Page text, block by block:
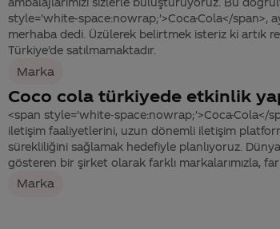
style='white-space:nowrap;'>Coca-Cola</span>,
merhaba dedi. Üzülerek belirtmek isteriz ki artık
Türkiye’de satılmamaktadır.
Marka
Coco cola türkiyede etkinlik
<span style='white-space:nowrap;'>Coca-Cola</
iletişim faaliyetlerini, uzun dönemli iletişim
sürekliliğini sağlamak hedefiyle planlıyoruz.
gösteren bir şirket olarak farklı markalarımızla,
Marka